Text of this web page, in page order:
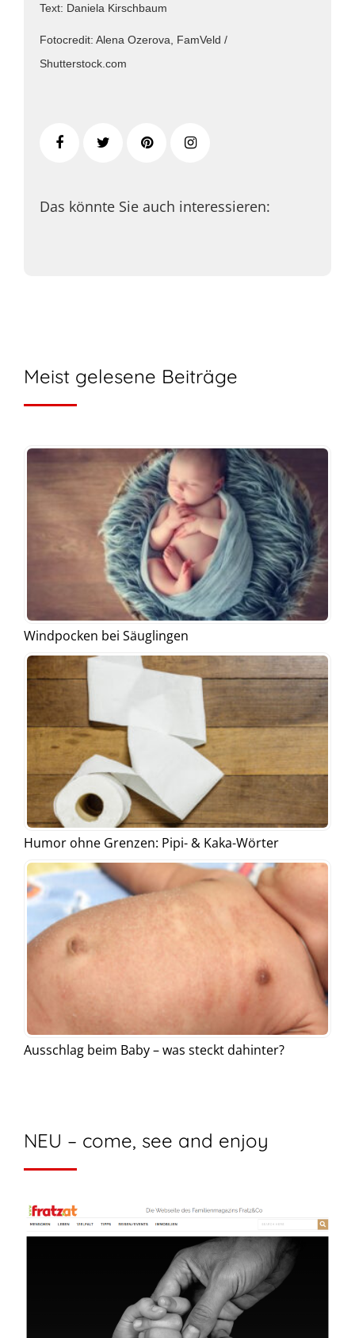
Text: Daniela Kirschbaum
Fotocredit: Alena Ozerova, FamVeld /
Shutterstock.com
Das könnte Sie auch interessieren:
Meist gelesene Beiträge
Windpocken bei Säuglingen
Humor ohne Grenzen: Pipi- & Kaka-Wörter
Ausschlag beim Baby – was steckt dahinter?
NEU – come, see and enjoy